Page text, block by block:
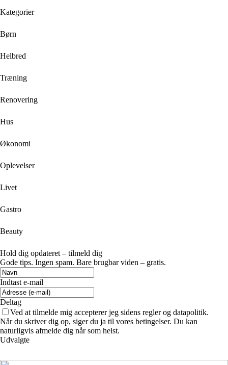
Kategorier
Børn
Helbred
Træning
Renovering
Hus
Økonomi
Oplevelser
Livet
Gastro
Beauty
Hold dig opdateret – tilmeld dig
Gode tips. Ingen spam. Bare brugbar viden – gratis.
Indtast e-mail
Deltag
Ved at tilmelde mig accepterer jeg sidens regler og datapolitik.
Når du skriver dig op, siger du ja til vores betingelser. Du kan
naturligvis afmelde dig når som helst.
Udvalgte